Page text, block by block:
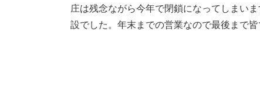
庄は残念ながら今年で閉鎖になってしまい
設でした。年末までの営業なので最後まで